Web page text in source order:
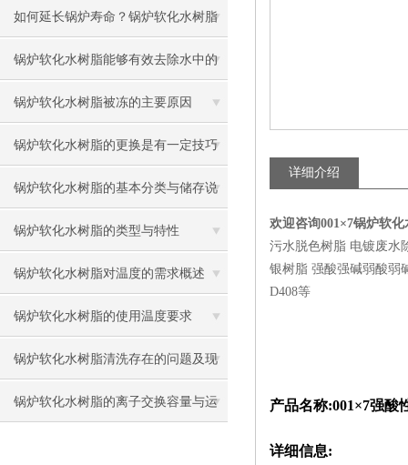
如何延长锅炉寿命？锅炉软化水树脂
的秘密
锅炉软化水树脂能够有效去除水中的
硬度离子，保护锅炉设备
锅炉软化水树脂被冻的主要原因
锅炉软化水树脂的更换是有一定技巧
的
锅炉软化水树脂的基本分类与储存说
明
锅炉软化水树脂的类型与特性
锅炉软化水树脂对温度的需求概述
锅炉软化水树脂的使用温度要求
锅炉软化水树脂清洗存在的问题及现
状解决
锅炉软化水树脂的离子交换容量与运
详细介绍
欢迎咨询001×7锅炉软化
污水脱色树脂 电镀废水
银树脂 强酸强碱弱酸弱
D408等
产品名称:001×7强酸
详细信息: